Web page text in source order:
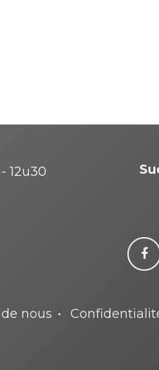
12u30
nous •